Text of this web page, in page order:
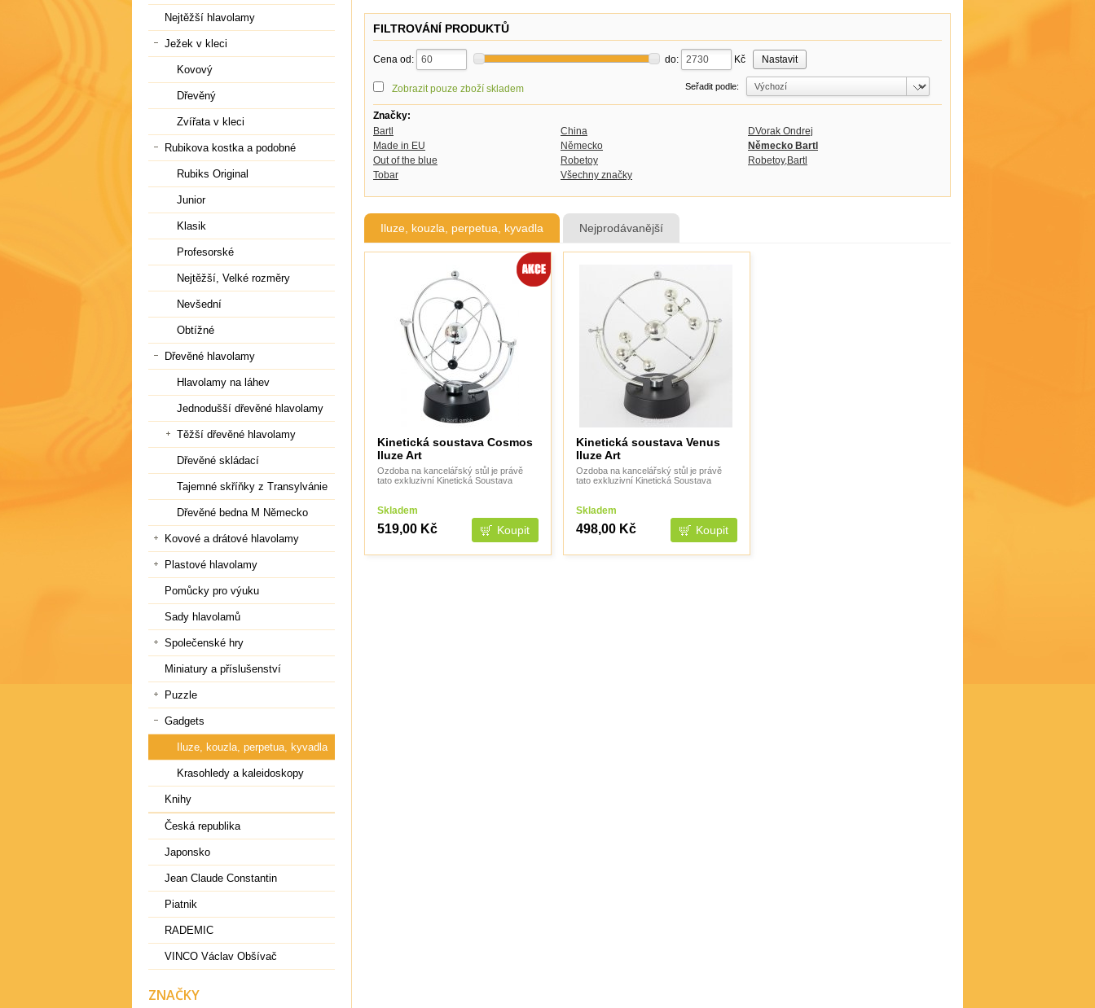
FILTROVÁNÍ PRODUKTŮ
Cena od: do: Kč
Zobrazit pouze zboží skladem Seřadit podle:
Značky:
Bartl
China
DVorak Ondrej
Made in EU
Německo
Německo Bartl
Out of the blue
Robetoy
Robetoy,Bartl
Tobar
Všechny značky
Iluze, kouzla, perpetua, kyvadla Nejprodávanější
Kinetická soustava Cosmos
Iluze Art
Ozdoba na kancelářský stůl je právě
tato exkluzivní Kinetická Soustava
Skladem
519,00 Kč
Kinetická soustava Venus
Iluze Art
Ozdoba na kancelářský stůl je právě
tato exkluzivní Kinetická Soustava
Skladem
498,00 Kč
Nejtěžší hlavolamy
Ježek v kleci
Kovový
Dřevěný
Zvířata v kleci
Rubikova kostka a podobné
Rubiks Original
Junior
Klasik
Profesorské
Nejtěžší, Velké rozměry
Nevšední
Obtížné
Dřevěné hlavolamy
Hlavolamy na láhev
Jednodušší dřevěné hlavolamy
Těžší dřevěné hlavolamy
Dřevěné skládací
Tajemné skříňky z Transylvánie
Dřevěné bedna M Německo
Kovové a drátové hlavolamy
Plastové hlavolamy
Pomůcky pro výuku
Sady hlavolamů
Společenské hry
Miniatury a příslušenství
Puzzle
Gadgets
Iluze, kouzla, perpetua, kyvadla
Krasohledy a kaleidoskopy
Knihy
Česká republika
Japonsko
Jean Claude Constantin
Piatnik
RADEMIC
VINCO Václav Obšívač
ZNAČKY